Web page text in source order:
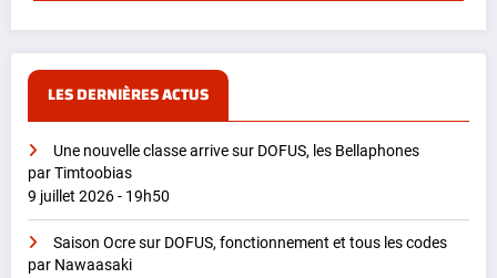
LES DERNIÈRES ACTUS
Une nouvelle classe arrive sur DOFUS, les Bellaphones
par Timtoobias
9 juillet 2026 - 19h50
Saison Ocre sur DOFUS, fonctionnement et tous les codes
par Nawaasaki